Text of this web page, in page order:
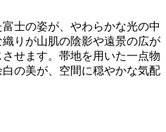
士の姿が、やわらかな光の中
りが山肌の陰影や遠景の広が
せます。帯地を用いた一点物
の美が、空間に穏やかな気配